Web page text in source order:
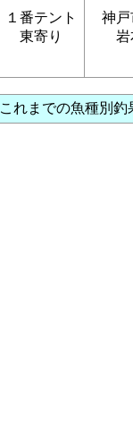
１番テント
東寄り
神
岩
これまでの魚種別釣